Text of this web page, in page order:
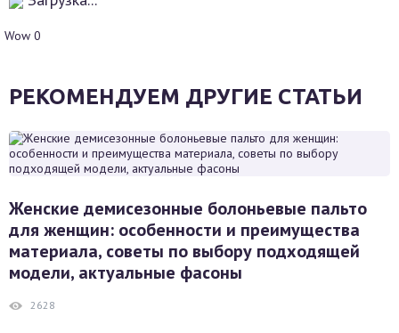
Wow 0
РЕКОМЕНДУЕМ ДРУГИЕ СТАТЬИ
Женские демисезонные болоньевые пальто
для женщин: особенности и преимущества
материала, советы по выбору подходящей
модели, актуальные фасоны
2628